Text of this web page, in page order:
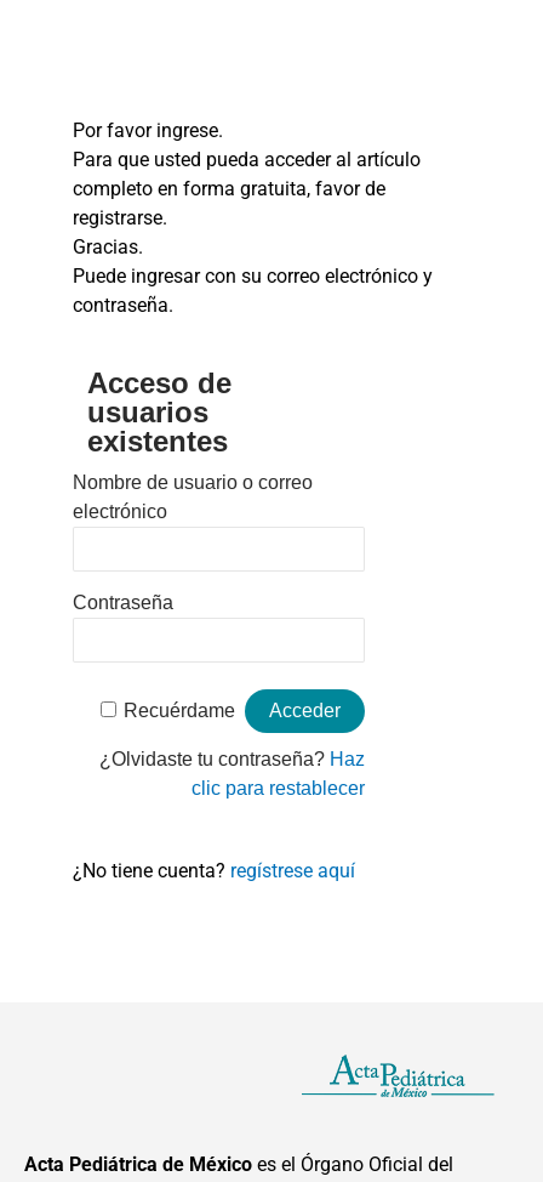
Por favor ingrese.
Para que usted pueda acceder al artículo
completo en forma gratuita, favor de
registrarse.
Gracias.
Puede ingresar con su correo electrónico y
contraseña.
Acceso de
usuarios
existentes
Nombre de usuario o correo
electrónico
Contraseña
Recuérdame
¿Olvidaste tu contraseña? Haz
clic para restablecer
¿No tiene cuenta? regístrese aquí
Acta Pediátrica de México es el Órgano Oficial del